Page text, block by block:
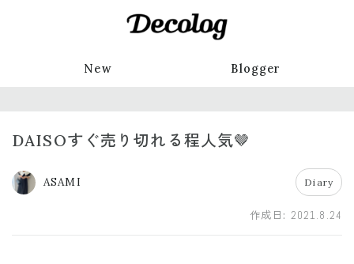
New Blogger
DAISOすぐ売り切れる程人気🤎
ASAMI Diary
作成日: 2021.8.24